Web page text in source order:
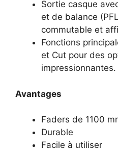
Sortie casque
et de balance
commutable et
Fonctions
et Cut pour des
impressionnantes.
Avantages
Faders de 1100
Durable
Facile à utiliser